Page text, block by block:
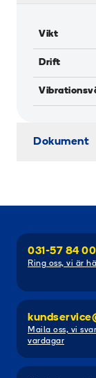
Vikt
Drift
Dokument
031-57 84 00
Ring oss, vi är
Maila oss, vi
vardagar